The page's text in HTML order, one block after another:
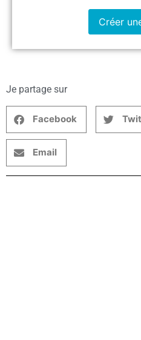
Créer
Je partage sur
Facebook
Email